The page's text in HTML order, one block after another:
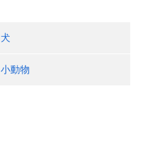
犬
小動物